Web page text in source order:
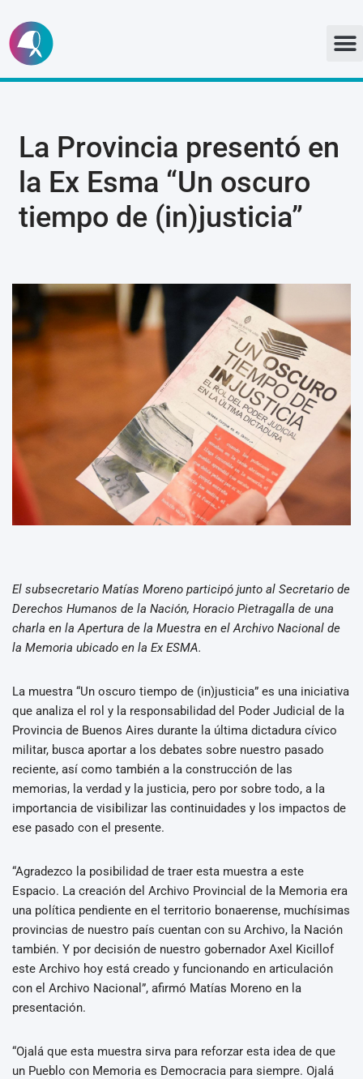
Ir
al
La Provincia presentó en
la Ex Esma “Un oscuro
tiempo de (in)justicia”
El subsecretario Matías Moreno participó junto al Secretario de
Derechos Humanos de la Nación, Horacio Pietragalla de una
charla en la Apertura de la Muestra en el Archivo Nacional de
la Memoria ubicado en la Ex ESMA.
La muestra “Un oscuro tiempo de (in)justicia” es una iniciativa
que analiza el rol y la responsabilidad del Poder Judicial de la
Provincia de Buenos Aires durante la última dictadura cívico
militar, busca aportar a los debates sobre nuestro pasado
reciente, así como también a la construcción de las
memorias, la verdad y la justicia, pero por sobre todo, a la
importancia de visibilizar las continuidades y los impactos de
ese pasado con el presente.
“Agradezco la posibilidad de traer esta muestra a este
Espacio. La creación del Archivo Provincial de la Memoria era
una política pendiente en el territorio bonaerense, muchísimas
provincias de nuestro país cuentan con su Archivo, la Nación
también. Y por decisión de nuestro gobernador Axel Kicillof
este Archivo hoy está creado y funcionando en articulación
con el Archivo Nacional”, afirmó Matías Moreno en la
presentación.
“Ojalá que esta muestra sirva para reforzar esta idea de que
un Pueblo con Memoria es Democracia para siempre. Ojalá